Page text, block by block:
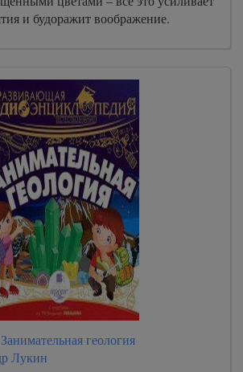
и будоражит воображение.
геология
Лукин